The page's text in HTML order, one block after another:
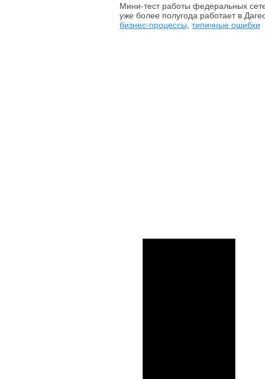
Мини-тест работы федеральных
уже более полугода работает в
бизнес-процессы типичные ошибки